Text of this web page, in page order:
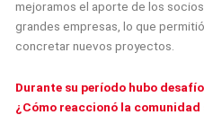
mejoramos el aporte de los
grandes empresas, lo que
concretar nuevos proyectos.
Durante su período hubo
¿Cómo reaccionó la